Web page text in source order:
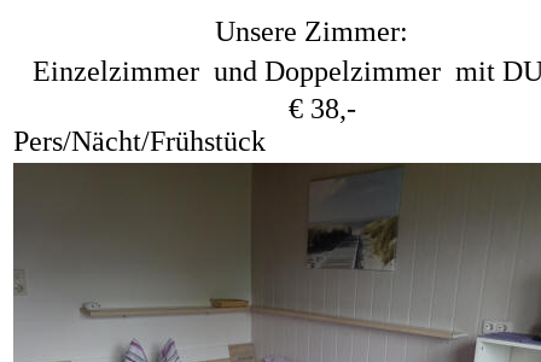
Unsere Zimmer:
Einzelzimmer und Doppelzimmer mit
€ 38,-
Pers/Nächt/Frühstück